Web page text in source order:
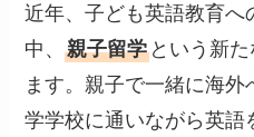
近年、子ども英語教育へ
中、親子留学 という新
ます。親子で一緒に海
学学校に通いながら英語